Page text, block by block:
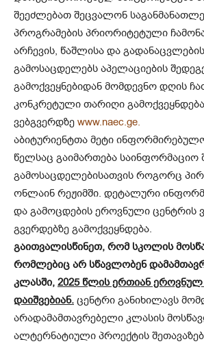
შეეძლებათ შეცვალონ
პროგრამების პრიორიტეტული
არჩევის, წაშლისა და
გამოსაცდელებს აპელაციების
გამოქვეყნებიდან მომდევნო დღის
კონკრეტული თარიღი გამოქვეყნდება
ვებგვერდზე www.naec.ge.
აბიტურიენტთა მეტი
წელსაც გაიმართება საინფორმაციო
გამოსაცდელებისათვის როგორც
ონლაინ რეჟიმში. დეტალური
და გამოცდების ეროვნული ცენტრის
გვერდებზე გამოქვეყნდება.
გაითვალისწინეთ, რომ სკოლის
რომლებიც არ სწავლობენ
კლასში, 2025 წლის ერთიან
დაიშვებიან. ცენტრი განიხილავს
არადამამთავრებელი კლასის
ალტერნატიული პროექტის